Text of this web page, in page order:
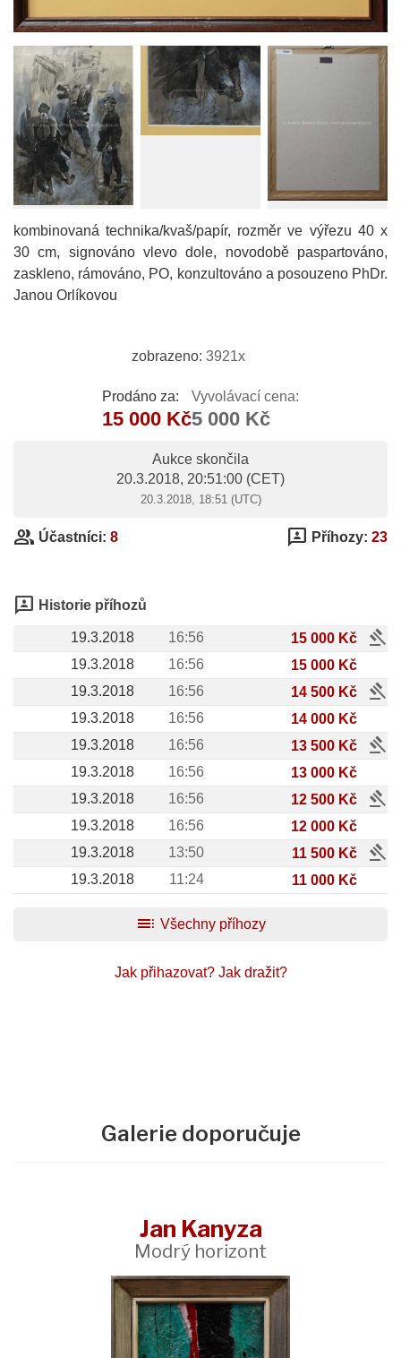
kombinovaná technika/kvaš/papír, rozměr ve výřezu 40 x
30 cm, signováno vlevo dole, novodobě paspartováno,
zaskleno, rámováno, PO, konzultováno a posouzeno PhDr.
Janou Orlíkovou
zobrazeno: 3921x
Prodáno za:
15 000 Kč
Vyvolávací cena:
5 000 Kč
Aukce skončila
20.3.2018, 20:51:00 (CET)
20.3.2018, 18:51 (UTC)
group Účastníci: 8 3p Příhozy: 23
3p Historie příhozů
19.3.2018 16:56 15 000 Kč gavel
19.3.2018 16:56
15 000 Kč
19.3.2018
16:56 14 500 Kč gavel
19.3.2018 16:56
14 000 Kč
19.3.2018
16:56 13 500 Kč gavel
19.3.2018 16:56
13 000 Kč
19.3.2018
16:56 12 500 Kč gavel
19.3.2018 16:56
12 000 Kč
19.3.2018
13:50 11 500 Kč gavel
19.3.2018 11:24 11 000 Kč
toc Všechny příhozy
Jak přihazovat? Jak dražit?
Galerie doporučuje
Jan Kanyza
Modrý horizont